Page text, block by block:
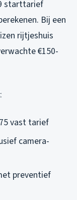
starttarief
Bij een
rijtjeshuis
€150-
vast tarief
camera-
preventief